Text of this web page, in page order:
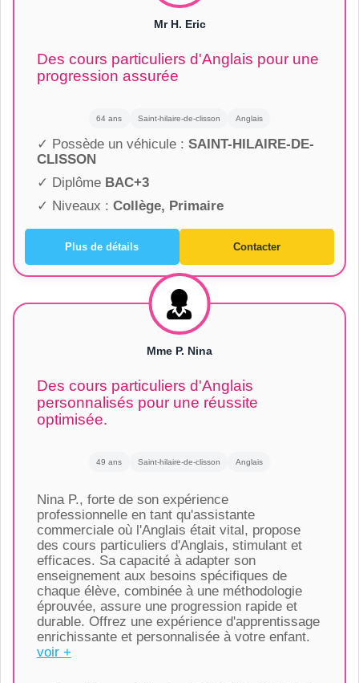
Mr H. Eric
Des cours particuliers d'Anglais pour une
progression assurée
64 ans Saint-hilaire-de-clisson Anglais
✓ Possède un véhicule : SAINT-HILAIRE-DE-
CLISSON
✓ Diplôme BAC+3
✓ Niveaux : Collège, Primaire
Plus de détails Contacter
Mme P. Nina
Des cours particuliers d'Anglais
personnalisés pour une réussite
optimisée.
49 ans Saint-hilaire-de-clisson Anglais
Nina P., forte de son expérience
professionnelle en tant qu'assistante
commerciale où l'Anglais était vital, propose
des cours particuliers d'Anglais, stimulant et
efficaces. Sa capacité à adapter son
enseignement aux besoins spécifiques de
chaque élève, combinée à une méthodologie
éprouvée, assure une progression rapide et
durable. Offrez une expérience d'apprentissage
enrichissante et personnalisée à votre enfant.
voir +